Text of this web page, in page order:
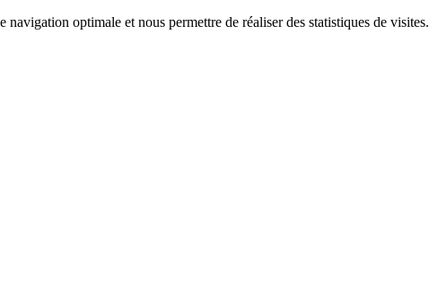
optimale et nous permettre de réaliser des statistiques de visites.